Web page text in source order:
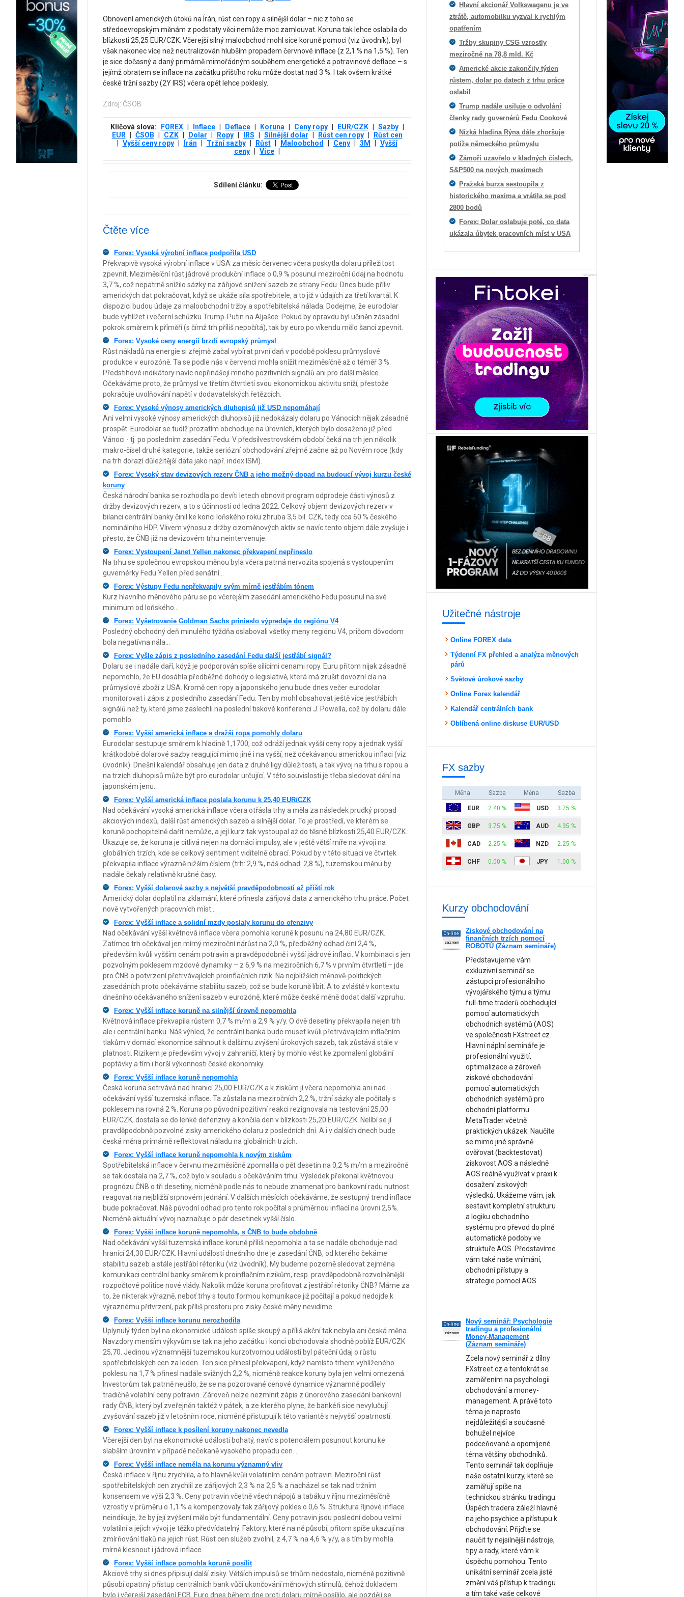
Obnovení amerických útoků na Írán, růst cen ropy a silnější dolar – nic z toho se
středoevropským měnám z podstaty věci nemůže moc zamlouvat. Koruna tak lehce oslabila do
blízkosti 25,25 EUR/CZK. Včerejší silný maloobchod mohl sice koruně pomoci (viz úvodník), byl
však nakonec více než neutralizován hlubším propadem červnové inflace (z 2,1 % na 1,5 %). Ten
je sice dočasný a daný primárně mimořádným souběhem energetické a potravinové deflace – s
jejímž obratem se inflace na začátku příštího roku může dostat nad 3 %. I tak ovšem krátké
české tržní sazby (2Y IRS) včera opět lehce poklesly.
Zdroj: ČSOB
Klíčová slova: FOREX Inflace Deflace Koruna Ceny ropy EUR/CZK Sazby
EUR
ČSOB CZK Dolar Ropy IRS Silnější dolar Růst cen ropy
Růst cen
Vyšší ceny ropy Írán Tržní sazby Růst Maloobchod Ceny 3М
Vyšší
ceny
Vice
Sdílení článku:
Čtěte více
Forex: Vysoká výrobní inflace podpořila USD
Překvapivě vysoká výrobní inflace v USA za měsíc červenec včera poskytla dolaru příležitost
zpevnit. Meziměsíční růst jádrové produkční inflace o 0,9 % posunul meziroční údaj na hodnotu
3,7 %, což nepatrně snížilo sázky na zářijové snížení sazeb ze strany Fedu. Dnes bude příliv
amerických dat pokračovat, když se ukáže síla spotřebitele, a to již v údajích za třetí kvartál. K
dispozici budou údaje za maloobchodní tržby a spotřebitelská nálada. Dodejme, že eurodolar
bude vyhlížet i večerní schůzku Trump-Putin na Aljašce. Pokud by opravdu byl učiněn zásadní
pokrok směrem k příměří (s čímž trh příliš nepočítá), tak by euro po víkendu mělo šanci zpevnit.
Forex: Vysoké ceny energií brzdí evropský průmysl
Růst nákladů na energie si zřejmě začal vybírat první daň v podobě poklesu průmyslové
produkce v eurozóně. Ta se podle nás v červenci mohla snížit meziměsíčně až o téměř 3 %.
Předstihové indikátory navíc nepřinášejí mnoho pozitivních signálů ani pro další měsíce.
Očekáváme proto, že průmysl ve třetím čtvrtletí svou ekonomickou aktivitu sníží, přestože
pokračuje uvolňování napětí v dodavatelských řetězcích.
Forex: Vysoké výnosy amerických dluhopisů již USD nepomáhají
Ani velmi vysoké výnosy amerických dluhopisů již nedokázaly dolaru po Vánocích nějak zásadně
prospět. Eurodolar se tudíž prozatím obchoduje na úrovních, kterých bylo dosaženo již před
Vánoci - tj. po posledním zasedání Fedu. V předsilvestrovském období čeká na trh jen několik
makro-čísel druhé kategorie, takže seriózní obchodování zřejmě začne až po Novém roce (kdy
na trh dorazí důležitější data jako např. index ISM).
Forex: Vysoký stav devizových rezerv ČNB a jeho možný dopad na budoucí vývoj kurzu české
koruny
Česká národní banka se rozhodla po devíti letech obnovit program odprodeje části výnosů z
držby devizových rezerv, a to s účinností od ledna 2022. Celkový objem devizových rezerv v
bilanci centrální banky činil ke konci loňského roku zhruba 3,5 bil. CZK, tedy cca 60 % českého
nominálního HDP. Vlivem výnosu z držby cizoměnových aktiv se navíc tento objem dále zvyšuje i
přesto, že ČNB již na devizovém trhu neintervenuje.
Forex: Vystoupení Janet Yellen nakonec překvapení nepřineslo
Na trhu se společnou evropskou měnou byla včera patrná nervozita spojená s vystoupením
guvernérky Fedu Yellen před senátní...
Forex: Výstupy Fedu nepřekvapily svým mírně jestřábím tónem
Kurz hlavního měnového páru se po včerejším zasedání amerického Fedu posunul na své
minimum od loňského...
Forex: Vyšetrovanie Goldman Sachs prinieslo výpredaje do regiónu V4
Posledný obchodný deň minulého týždňa oslabovali všetky meny regiónu V4, pričom dôvodom
bola negatívna nála...
Forex: Vyšle zápis z posledního zasedání Fedu další jestřábí signál?
Dolaru se i nadále daří, když je podporován spíše sílícími cenami ropy. Euru přitom nijak zásadně
nepomohlo, že EU dosáhla předběžné dohody o legislativě, která má zrušit dovozní cla na
průmyslové zboží z USA. Kromě cen ropy a japonského jenu bude dnes večer eurodolar
monitorovat i zápis z posledního zasedání Fedu. Ten by mohl obsahovat ještě více jestřábích
signálů než ty, které jsme zaslechli na poslední tiskové konferenci J. Powella, což by dolaru dále
pomohlo.
Forex: Vyšší americká inflace a dražší ropa pomohly dolaru
Eurodolar sestupuje směrem k hladině 1,1700, což odráží jednak vyšší ceny ropy a jednak vyšší
krátkodobé dolarové sazby reagující mimo jiné i na vyšší, než očekávanou americkou inflaci (viz
úvodník). Dnešní kalendář obsahuje jen data z druhé ligy důležitosti, a tak vývoj na trhu s ropou a
na trzích dluhopisů může být pro eurodolar určující. V této souvislosti je třeba sledovat dění na
japonském jenu.
Forex: Vyšší americká inflace poslala korunu k 25,40 EUR/CZK
Nad očekávání vysoká americká inflace včera otřásla trhy a měla za následek prudký propad
akciových indexů, další růst amerických sazeb a silnější dolar. To je prostředí, ve kterém se
koruně pochopitelně dařit nemůže, a její kurz tak vystoupal až do těsné blízkosti 25,40 EUR/CZK.
Ukazuje se, že koruna je citlivá nejen na domácí impulsy, ale v ještě větší míře na vývoji na
globálních trzích, kde se celkový sentiment viditelně obrací. Pokud by v této situaci ve čtvrtek
překvapila inflace výrazně nižším číslem (trh: 2,9 %, náš odhad: 2,8 %), tuzemskou měnu by
nadále čekaly relativně krušné časy.
Forex: Vyšší dolarové sazby s největší pravděpodobností až příští rok
Americký dolar doplatil na zklamání, které přinesla zářijová data z amerického trhu práce. Počet
nově vytvořených pracovních míst...
Forex: Vyšší inflace a solidní mzdy poslaly korunu do ofenzivy
Nad očekávání vyšší květnová inflace včera pomohla koruně k posunu na 24,80 EUR/CZK.
Zatímco trh očekával jen mírný meziroční nárůst na 2,0 %, předběžný odhad činí 2,4 %,
především kvůli vyšším cenám potravin a pravděpodobně i vyšší jádrové inflaci. V kombinaci s jen
pozvolným poklesem mzdové dynamiky – z 6,9 % na meziročních 6,7 % v prvním čtvrtletí – jde
pro ČNB o potvrzení přetrvávajících proinflačních rizik. Na nejbližších měnově-politických
zasedáních proto očekáváme stabilitu sazeb, což se bude koruně líbit. A to zvláště v kontextu
dnešního očekávaného snížení sazeb v eurozóně, které může české měně dodat další vzpruhu.
Forex: Vyšší inflace koruně na silnější úrovně nepomohla
Květnová inflace překvapila růstem 0,7 % m/m a 2,9 % y/y. O dvě desetiny překvapila nejen trh
ale i centrální banku. Náš výhled, že centrální banka bude muset kvůli přetrvávajícím inflačním
tlakům v domácí ekonomice sáhnout k dalšímu zvýšení úrokových sazeb, tak zůstává stále v
platnosti. Rizikem je především vývoj v zahraničí, který by mohlo vést ke zpomalení globální
poptávky a tím i horší výkonnosti české ekonomiky.
Forex: Vyšší inflace koruně nepomohla
Česká koruna setrvává nad hranicí 25,00 EUR/CZK a k ziskům jí včera nepomohla ani nad
očekávání vyšší tuzemská inflace. Ta zůstala na meziročních 2,2 %, tržní sázky ale počítaly s
poklesem na rovná 2 %. Koruna po původní pozitivní reakci rezignovala na testování 25,00
EUR/CZK, dostala se do lehké defenzivy a končila den v blízkosti 25,20 EUR/CZK. Nelíbí se jí
pravděpodobně pozvolné zisky amerického dolaru z posledních dní. A i v dalších dnech bude
česká měna primárně reflektovat náladu na globálních trzích.
Forex: Vyšší inflace koruně nepomohla k novým ziskům
Spotřebitelská inflace v červnu meziměsíčně zpomalila o pět desetin na 0,2 % m/m a meziročně
se tak dostala na 2,7 %, což bylo v souladu s očekáváním trhu. Výsledek překonal květnovou
prognózu ČNB o tři desetiny, nicméně podle nás to nebude znamenat pro bankovní radu nutnost
reagovat na nejbližší srpnovém jednání. V dalších měsících očekáváme, že sestupný trend inflace
bude pokračovat. Náš původní odhad pro tento rok počítal s průměrnou inflací na úrovni 2,5%.
Nicméně aktuální vývoj naznačuje o pár desetinek vyšší číslo.
Forex: Vyšší inflace koruně nepomohla, s ČNB to bude obdobně
Nad očekávání vyšší tuzemská inflace koruně příliš nepomohla a ta se nadále obchoduje nad
hranicí 24,30 EUR/CZK. Hlavní událostí dnešního dne je zasedání ČNB, od kterého čekáme
stabilitu sazeb a stále jestřábí rétoriku (viz úvodník). My budeme pozorně sledovat zejména
komunikaci centrální banky směrem k proinflačním rizikům, resp. pravděpodobně rozvolněnější
rozpočtové politice nové vlády. Nakolik může koruna profitovat z jestřábí rétoriky ČNB? Máme za
to, že nikterak výrazně, neboť trhy s touto formou komunikace již počítají a pokud nedojde k
výraznému přitvrzení, pak příliš prostoru pro zisky české měny nevidíme.
Forex: Vyšší inflace korunu nerozhodila
Uplynulý týden byl na ekonomické události spíše skoupý a příliš akční tak nebyla ani česká měna.
Navzdory menším výkyvům se tak na jeho začátku i konci obchodovala shodně poblíž EUR/CZK
25,70. Jedinou významnější tuzemskou kurzotvornou událostí byl páteční údaj o růstu
spotřebitelských cen za leden. Ten sice přinesl překvapení, když namísto trhem vyhlíženého
poklesu na 1,7 % přinesl nadále svižných 2,2 %, nicméně reakce koruny byla jen velmi omezená.
Investorům tak patrně neušlo, že se na pozorované cenové dynamice významně podílely
tradičně volatilní ceny potravin. Zároveň nelze nezmínit zápis z únorového zasedání bankovní
rady ČNB, který byl zveřejněn taktéž v pátek, a ze kterého plyne, že bankéři sice nevylučují
zvyšování sazeb již v letošním roce, nicméně přistupují k této variantě s nejvyšší opatrností.
Forex: Vyšší inflace k posílení koruny nakonec nevedla
Včerejší den byl na ekonomické události bohatý, navíc s potenciálem posunout korunu ke
slabším úrovním v případě nečekaně vysokého propadu cen...
Forex: Vyšší inflace neměla na korunu významný vliv
Česká inflace v říjnu zrychlila, a to hlavně kvůli volatilním cenám potravin. Meziroční růst
spotřebitelských cen zrychlil ze zářijových 2,3 % na 2,5 % a nacházel se tak nad tržním
konsensem ve výši 2,3 %. Ceny potravin včetně všech nápojů a tabáku v říjnu meziměsíčně
vzrostly v průměru o 1,1 % a kompenzovaly tak zářijový pokles o 0,6 %. Struktura říjnové inflace
neindikuje, že by její zvýšení mělo být fundamentální. Ceny potravin jsou poslední dobou velmi
volatilní a jejich vývoj je těžko předvídatelný. Faktory, které na ně působí, přitom spíše ukazují na
zmírňování tlaků na jejich růst. Růst cen služeb zvolnil, z 4,7 % na 4,6 % y/y, a s tím by mohla
mírně klesnout i jádrová inflace.
Forex: Vyšší inflace pomohla koruně posílit
Akciové trhy si dnes připisují další zisky. Větších impulsů se trhům nedostalo, nicméně pozitivně
působí opatrný přístup centrálních bank vůči ukončování měnových stimulů, čehož dokladem
bylo i včerejší zasedání ECB. Euro dnes během dne proti dolaru mírně posílilo, ale později se
Hlavní akcionář Volkswagenu je ve
ztrátě, automobilku vyzval k rychlým
opatřením
Tržby skupiny CSG vzrostly
meziročně na 78,8 mld. Kč
Americké akcie zakončily týden
růstem, dolar po datech z trhu práce
oslabil
Trump nadále usiluje o odvolání
členky rady guvernérů Fedu Cookové
Nízká hladina Rýna dále zhoršuje
potíže německého průmyslu
Zámoří uzavřelo v kladných číslech,
S&P500 na nových maximech
Pražská burza sestoupila z
historického maxima a vrátila se pod
2800 bodů
Forex: Dolar oslabuje poté, co data
ukázala úbytek pracovních míst v USA
reklama
Užitečné nástroje
Online FOREX data
Týdenní FX přehled a analýza měnových
párů
Světové úrokové sazby
Online Forex kalendář
Kalendář centrálních bank
Oblíbená online diskuse EUR/USD
FX sazby
Měna Sazba Měna Sazba
EUR 2.40 % USD 3.75 %
GBP 3.75 % AUD 4.35 %
CAD 2.25 % NZD 2.25 %
CHF 0.00 % JPY 1.00 %
Kurzy obchodování
On-line
záznam
Ziskové obchodování na
finančních trzích pomocí
ROBOTŮ (Záznam semináře)
Představujeme vám
exkluzivní seminář se
zástupci profesionálního
vývojářského týmu a týmu
full-time traderů obchodující
pomocí automatických
obchodních systémů (AOS)
ve společnosti FXstreet.cz.
Hlavní náplní semináře je
profesionální využití,
optimalizace a zároveň
ziskové obchodování
pomocí automatických
obchodních systémů pro
obchodní platformu
MetaTrader včetně
praktických ukázek. Naučíte
se mimo jiné správně
ověřovat (backtestovat)
ziskovost AOS a následně
AOS reálně využívat v praxi k
dosažení ziskových
výsledků. Ukážeme vám, jak
sestavit kompletní strukturu
a logiku obchodního
systému pro převod do plně
automatické podoby ve
struktuře AOS. Představíme
vám také naše vnímání,
obchodní přístupy a
strategie pomocí AOS.
On-line
záznam
Nový seminář: Psychologie
tradingu a profesionální
Money-Management
(Záznam semináře)
Zcela nový seminář z dílny
FXstreet.cz a tentokrát se
zaměřením na psychologii
obchodování a money-
management. A právě toto
téma je naprosto
nejdůležitější a současně
bohužel nejvíce
podceňované a opomíjené
téma většiny obchodníků.
Tento seminář tak doplňuje
naše ostatní kurzy, které se
zaměřují spíše na
technickou stránku tradingu.
Úspěch tradera záleží hlavně
na jeho psychice a přístupu k
obchodování. Přijďte se
naučit ty nejsilnější nástroje,
tipy a rady, které vám k
úspěchu pomohou. Tento
unikátní seminář zcela jistě
změní váš přístup k tradingu
a tím také vaše celkové